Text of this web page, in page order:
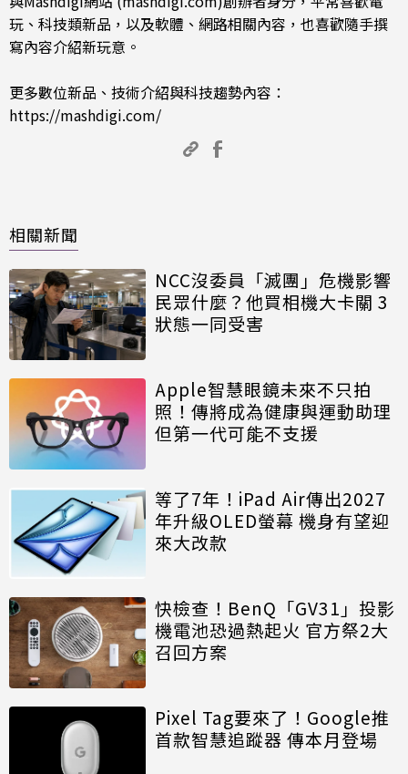
玩、科技類新品，以及軟體、網路相關內容，也喜歡隨手撰
寫內容介紹新玩意。
更多數位新品、技術介紹與科技趨勢內容：
https://mashdigi.com/
相關新聞
NCC沒委員「滅團」危機影響
民眾什麼？他買相機大卡關 3
狀態一同受害
Apple智慧眼鏡未來不只拍
照！傳將成為健康與運動助理
但第一代可能不支援
等了7年！iPad Air傳出2027
年升級OLED螢幕 機身有望迎
來大改款
快檢查！BenQ「GV31」投影
機電池恐過熱起火 官方祭2大
召回方案
Pixel Tag要來了！Google推
首款智慧追蹤器 傳本月登場